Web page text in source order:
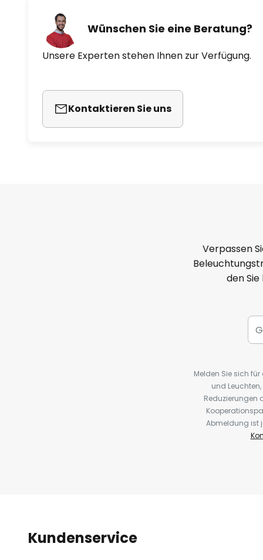
Wünschen Sie eine Beratung?
Unsere Experten stehen Ihnen zur Verfügung.
Kontaktieren Sie uns
Verpassen
den
Melden Sie sich
und
Reduzierungen
Abmeldung ist
Kundenservice